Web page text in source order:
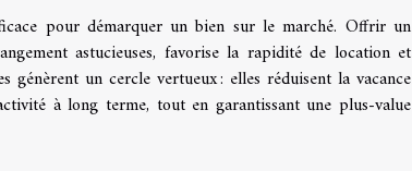
pour démarquer un bien sur le marché. Offrir un
astucieuses, favorise la rapidité de location et
un cercle vertueux : elles réduisent la vacance
à long terme, tout en garantissant une plus-value